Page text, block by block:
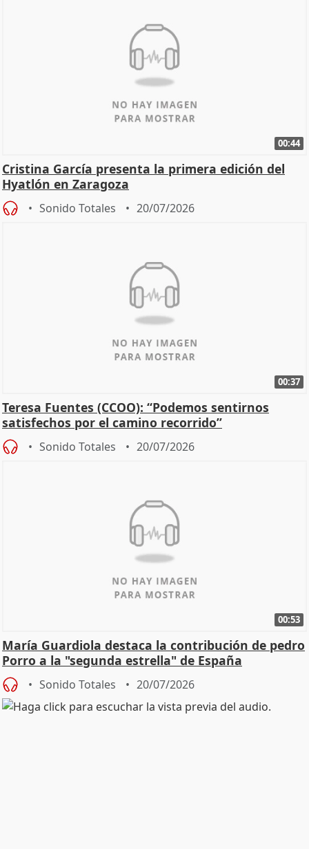
00:44
Cristina García presenta la primera edición del
Hyatlón en Zaragoza
Sonido Totales 20/07/2026
00:37
Teresa Fuentes (CCOO): “Podemos sentirnos
satisfechos por el camino recorrido”
Sonido Totales 20/07/2026
00:53
María Guardiola destaca la contribución de pedro
Porro a la "segunda estrella" de España
Sonido Totales 20/07/2026